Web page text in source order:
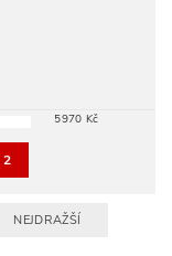
5970 Kč
2
NEJDRAŽŠÍ